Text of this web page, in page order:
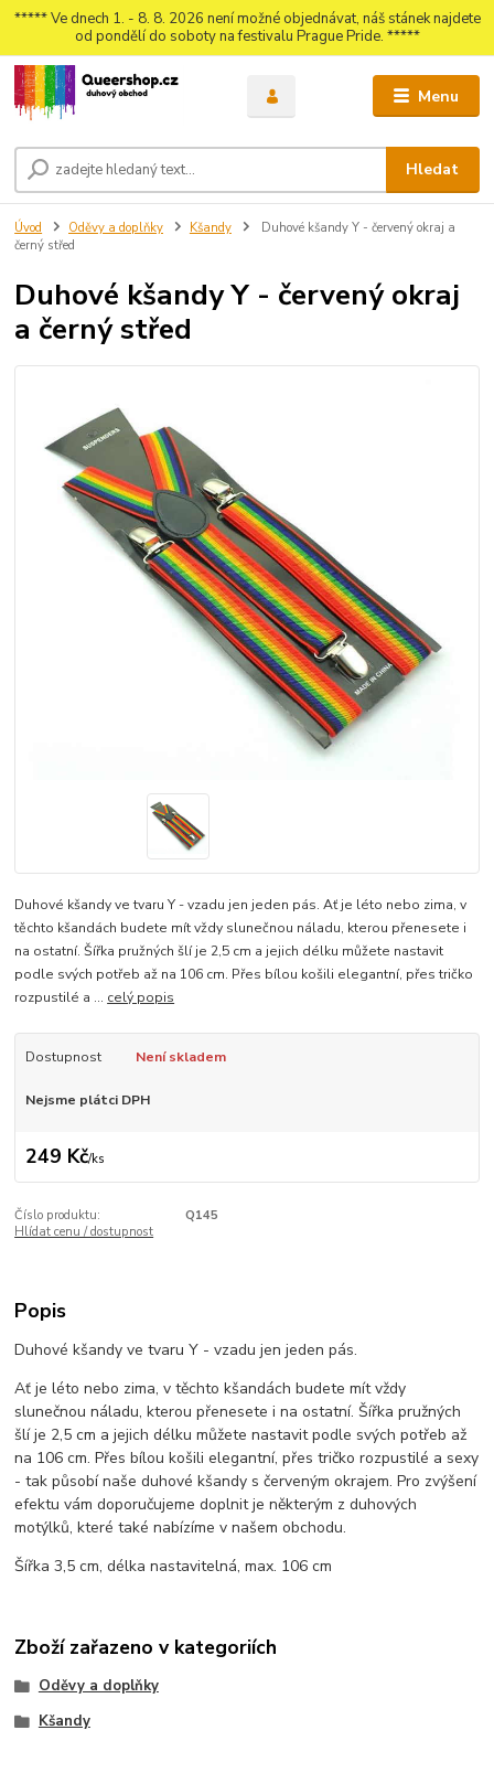
***** Ve dnech 1. - 8. 8. 2026 není možné objednávat, náš stánek najdete
od pondělí do soboty na festivalu Prague Pride. *****
Menu
Hledat
Úvod Oděvy a doplňky Kšandy
Duhové kšandy Y - červený okraj a
černý střed
Duhové kšandy Y - červený okraj
a černý střed
Duhové kšandy ve tvaru Y - vzadu jen jeden pás. Ať je léto nebo zima, v
těchto kšandách budete mít vždy slunečnou náladu, kterou přenesete i
na ostatní. Šířka pružných šlí je 2,5 cm a jejich délku můžete nastavit
podle svých potřeb až na 106 cm. Přes bílou košili elegantní, přes tričko
rozpustilé a ... celý popis
Dostupnost Není skladem
Nejsme plátci DPH
249 Kč/ks
Číslo produktu:
Q145
Hlídat cenu / dostupnost
Popis
Duhové kšandy ve tvaru Y - vzadu jen jeden pás.
Ať je léto nebo zima, v těchto kšandách budete mít vždy
slunečnou náladu, kterou přenesete i na ostatní. Šířka pružných
šlí je 2,5 cm a jejich délku můžete nastavit podle svých potřeb až
na 106 cm. Přes bílou košili elegantní, přes tričko rozpustilé a sexy
- tak působí naše duhové kšandy s červeným okrajem. Pro zvýšení
efektu vám doporučujeme doplnit je některým z duhových
motýlků, které také nabízíme v našem obchodu.
Šířka 3,5 cm, délka nastavitelná, max. 106 cm
Zboží zařazeno v kategoriích
Oděvy a doplňky
Kšandy